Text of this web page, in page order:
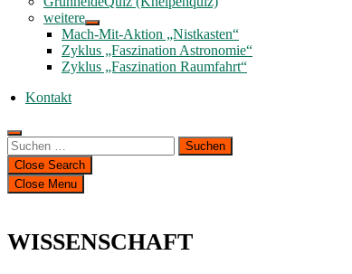
weitere
Mach-Mit-Aktion „Nistkasten“
Zyklus „Faszination Astronomie“
Zyklus „Faszination Raumfahrt“
Kontakt
Suchen
nach:
Close Search
Close Menu
WISSENSCHAFT